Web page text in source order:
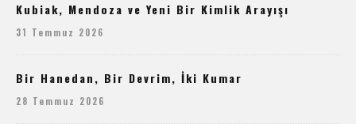
Kubiak, Mendoza ve Yeni Bir Kimlik Arayışı
31 Temmuz 2026
Bir Hanedan, Bir Devrim, İki Kumar
28 Temmuz 2026